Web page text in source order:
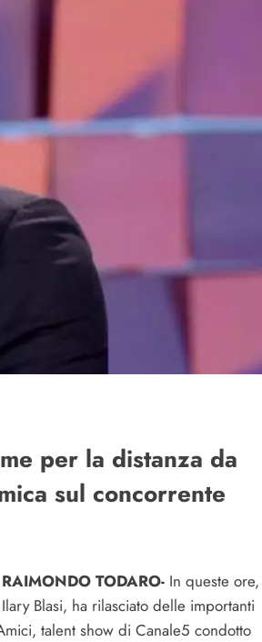
per la distanza da
sul concorrente
TODARO- In queste ore,
Blasi, ha rilasciato delle importanti
talent show di Canale5 condotto